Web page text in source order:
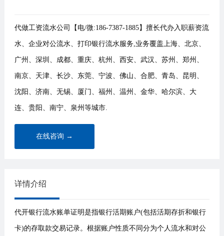
代做工资流水公司【电/微:186-7387-1885】擅长代办入职薪资流
水、企业对公流水、打印银行流水服务,业务覆盖上海、北京、
广州、深圳、成都、重庆、杭州、西安、武汉、苏州、郑州、
南京、天津、长沙、东莞、宁波、佛山、合肥、青岛、昆明、
沈阳、济南、无锡、厦门、福州、温州、金华、哈尔滨、大
连、贵阳、南宁、泉州等城市.
在线咨询 →
详情介绍
代开银行流水账单证明是指银行活期账户(包括活期存折和银行
卡)的存取款交易记录。根据账户性质不同分为个人流水和对公